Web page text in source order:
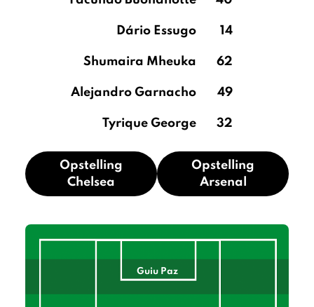
Dário Essugo 14
Shumaira Mheuka 62
Alejandro Garnacho 49
Tyrique George 32
Opstelling
Chelsea
Opstelling
Arsenal
Guiu Paz